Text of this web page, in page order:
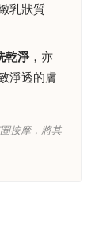
乳狀質
乾淨 ，亦
淨透的膚
按摩，將其